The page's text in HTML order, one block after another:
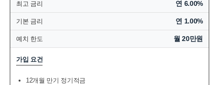
최고 금리 연 6.00%
기본 금리 연 1.00%
예치 한도 월 20만원
가입 요건
12개월 만기 정기적금